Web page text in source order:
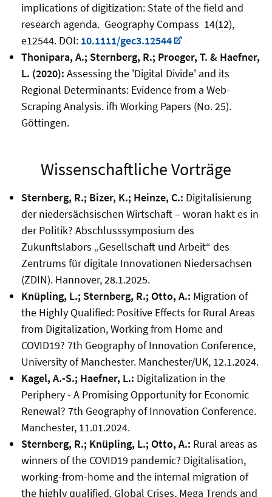
implications of digitization: State of the field and
research agenda. Geography Compass 14(12),
e12544. DOI: 10.1111/gec3.12544
Thonipara, A.; Sternberg, R.; Proeger, T. & Haefner,
L. (2020): Assessing the 'Digital Divide' and its
Regional Determinants: Evidence from a Web-
Scraping Analysis. ifh Working Papers (No. 25).
Göttingen.
Wissenschaftliche Vorträge
Sternberg, R.; Bizer, K.; Heinze, C.: Digitalisierung
der niedersächsischen Wirtschaft – woran hakt es in
der Politik? Abschlusssymposium des
Zukunftslabors „Gesellschaft und Arbeit“ des
Zentrums für digitale Innovationen Niedersachsen
(ZDIN). Hannover, 28.1.2025.
Knüpling, L.; Sternberg, R.; Otto, A.: Migration of
the Highly Qualified: Positive Effects for Rural Areas
from Digitalization, Working from Home and
COVID19? 7th Geography of Innovation Conference,
University of Manchester. Manchester/UK, 12.1.2024.
Kagel, A.-S.; Haefner, L.: Digitalization in the
Periphery - A Promising Opportunity for Economic
Renewal? 7th Geography of Innovation Conference.
Manchester, 11.01.2024.
Sternberg, R.; Knüpling, L.; Otto, A.: Rural areas as
winners of the COVID19 pandemic? Digitalisation,
working-from-home and the internal migration of
the highly qualified. Global Crises, Mega Trends and